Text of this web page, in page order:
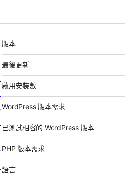
中
繼
資
料
版本
最後更新
啟用安裝數
WordPress 版本需求
已測試相容的 WordPress 版本
PHP 版本需求
語言